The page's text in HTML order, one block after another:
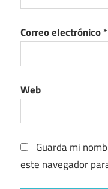
Correo electrónico*
Web
Guarda mi
este navegador